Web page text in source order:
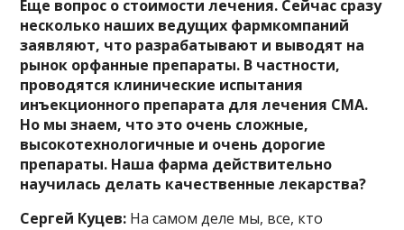
Еще вопрос о стоимости лечения. Сейчас сразу
несколько наших ведущих фармкомпаний
заявляют, что разрабатывают и выводят на
рынок орфанные препараты. В частности,
проводятся клинические испытания
инъекционного препарата для лечения СМА.
Но мы знаем, что это очень сложные,
высокотехнологичные и очень дорогие
препараты. Наша фарма действительно
научилась делать качественные лекарства?
Сергей Куцев: На самом деле мы, все, кто